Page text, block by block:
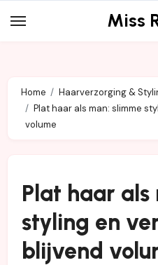
to
Miss
Home
Haarverzorging &
Plat haar als man: slimme
volume
Plat haar als
styling en
blijvend